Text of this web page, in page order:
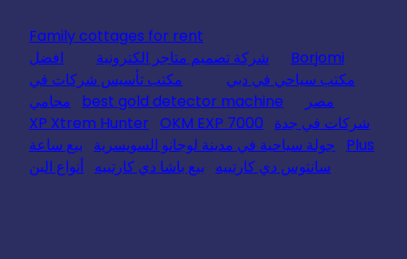
Family cottages for rent
Borjomi
شركة تصميم متاجر الكترونية
افضل
مكتب سياحي في دبي
مكتب تأسيس شركات في
مصر
best gold detector machine
محامي
شركات في جدة
XP Xtrem Hunter OKM EXP 7000
Plus
جولة سياحية في مدينة لوجانو السويسرية
بيع ساعة
سانتوس دي كارتييه
بيع باشا دي كارتييه أنواع البن